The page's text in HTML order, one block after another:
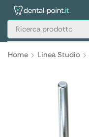
Home Linea Studio